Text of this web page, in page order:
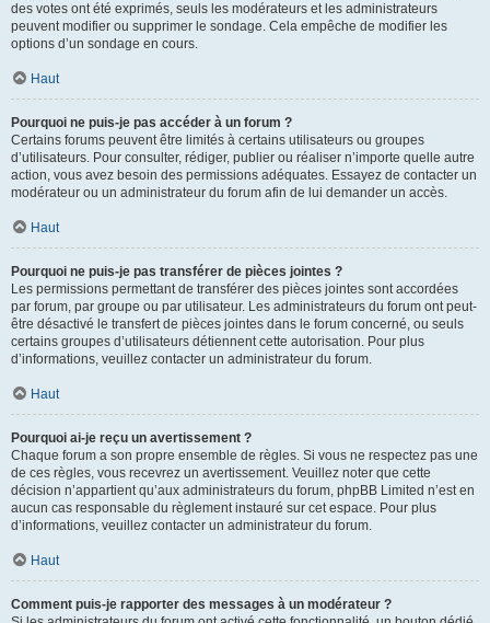
des votes ont été exprimés, seuls les modérateurs et les administrateurs
peuvent modifier ou supprimer le sondage. Cela empêche de modifier les
options d’un sondage en cours.
Haut
Pourquoi ne puis-je pas accéder à un forum ?
Certains forums peuvent être limités à certains utilisateurs ou groupes
d’utilisateurs. Pour consulter, rédiger, publier ou réaliser n’importe quelle autre
action, vous avez besoin des permissions adéquates. Essayez de contacter un
modérateur ou un administrateur du forum afin de lui demander un accès.
Haut
Pourquoi ne puis-je pas transférer de pièces jointes ?
Les permissions permettant de transférer des pièces jointes sont accordées
par forum, par groupe ou par utilisateur. Les administrateurs du forum ont peut-
être désactivé le transfert de pièces jointes dans le forum concerné, ou seuls
certains groupes d’utilisateurs détiennent cette autorisation. Pour plus
d’informations, veuillez contacter un administrateur du forum.
Haut
Pourquoi ai-je reçu un avertissement ?
Chaque forum a son propre ensemble de règles. Si vous ne respectez pas une
de ces règles, vous recevrez un avertissement. Veuillez noter que cette
décision n’appartient qu’aux administrateurs du forum, phpBB Limited n’est en
aucun cas responsable du règlement instauré sur cet espace. Pour plus
d’informations, veuillez contacter un administrateur du forum.
Haut
Comment puis-je rapporter des messages à un modérateur ?